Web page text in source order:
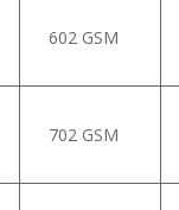
602 GSM
702 GSM